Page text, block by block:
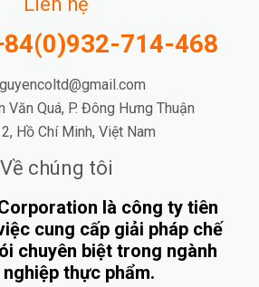
714-468
Văn Quá, P. Đông Hưng Thuận
Hồ Chí Minh, Việt Nam
Về chúng tôi
là công ty tiên
cung cấp giải pháp chế
chuyên biệt trong ngành
thực phẩm.